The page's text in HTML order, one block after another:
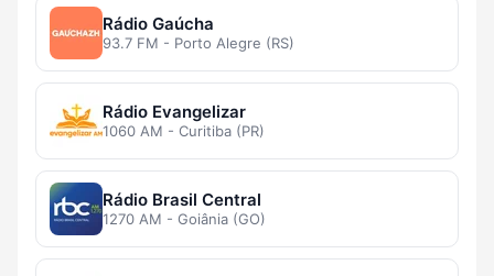
Rádio Gaúcha
93.7 FM - Porto Alegre (RS)
Rádio Evangelizar
1060 AM - Curitiba (PR)
Rádio Brasil Central
1270 AM - Goiânia (GO)